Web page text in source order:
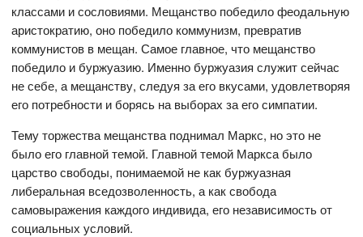
классами и сословиями. Мещанство победило феодальную
аристократию, оно победило коммунизм, превратив
коммунистов в мещан. Самое главное, что мещанство
победило и буржуазию. Именно буржуазия служит сейчас
не себе, а мещанству, следуя за его вкусами, удовлетворяя
его потребности и борясь на выборах за его симпатии.
Тему торжества мещанства поднимал Маркс, но это не
было его главной темой. Главной темой Маркса было
царство свободы, понимаемой не как буржуазная
либеральная вседозволенность, а как свобода
самовыражения каждого индивида, его независимость от
социальных условий.